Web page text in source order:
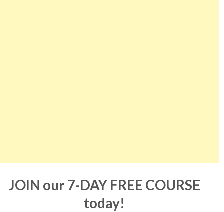
JOIN our 7-DAY FREE COURSE
today!